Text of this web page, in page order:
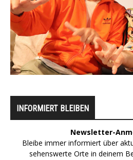
INFORMIERT BLEIBEN
Newsletter-
Bleibe immer informiert über
sehenswerte Orte in deinem